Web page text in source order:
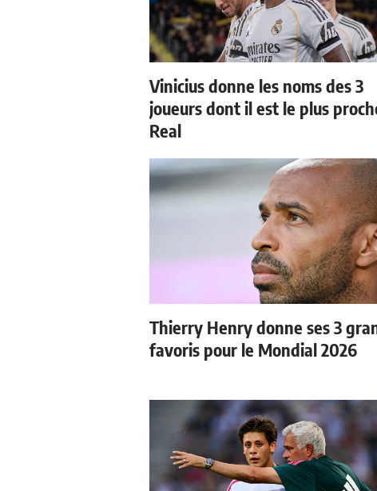
Vinicius donne les noms des 3
joueurs dont il est le plus
Real
Thierry Henry donne ses 3
favoris pour le Mondial 2026